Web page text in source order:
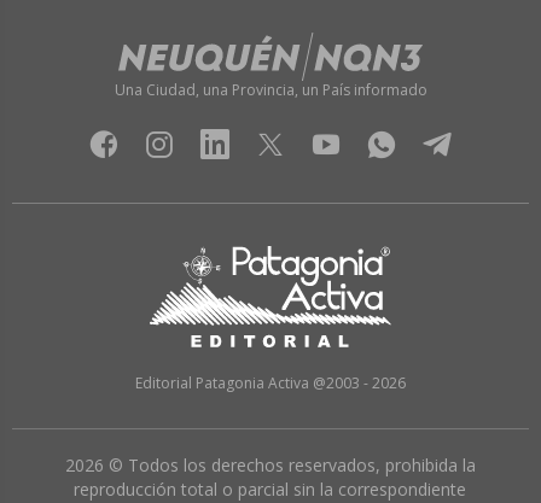
Una Ciudad, una Provincia, un País informado
Editorial Patagonia Activa @2003 - 2026
2026 © Todos los derechos reservados, prohibida la
reproducción total o parcial sin la correspondiente